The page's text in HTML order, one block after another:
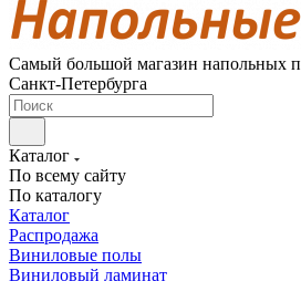
Самый большой магазин напольных
Санкт-Петербурга
Каталог
По всему сайту
По каталогу
Каталог
Распродажа
Виниловые полы
Виниловый ламинат